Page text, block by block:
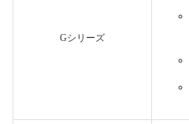
Gシリーズ